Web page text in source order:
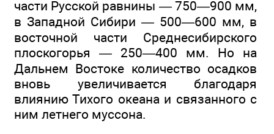
части Русской равнины — 750—900 мм,
в Западной Сибири — 500—600 мм, в
восточной части Среднесибирского
плоскогорья — 250—400 мм. Но на
Дальнем Востоке количество осадков
вновь увеличивается благодаря
влиянию Тихого океана и связанного с
ним летнего муссона.